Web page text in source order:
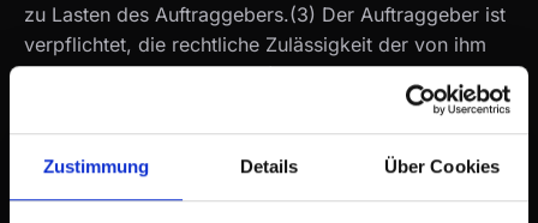
Zustimmung Details Über Cookies
zu Lasten des Auftraggebers.(3) Der Auftraggeber ist
verpflichtet, die rechtliche Zulässigkeit der von ihm
gewünschten Maßnahmen (z.B. Tracking-Tools,
Newsletter-Popups) selbstständig zu prüfen,
insbesondere im Hinblick auf Datenschutz (DSGVO)
und Wettbewerbsrecht. Der Auftragnehmer führt keine
Rechtsberatung durch.